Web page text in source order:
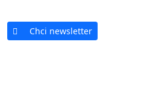
Chci newsletter